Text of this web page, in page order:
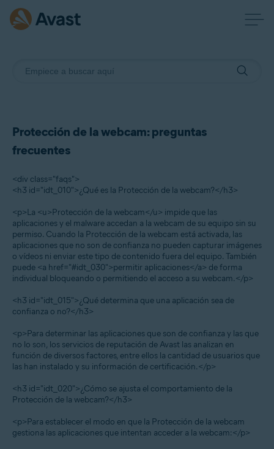
Protección de la webcam: preguntas
frecuentes
<div class="faqs">
<h3 id="idt_010">¿Qué es la Protección de la webcam?</h3>
<p>La <u>Protección de la webcam</u> impide que las
aplicaciones y el malware accedan a la webcam de su equipo sin su
permiso. Cuando la Protección de la webcam está activada, las
aplicaciones que no son de confianza no pueden capturar imágenes
o vídeos ni enviar este tipo de contenido fuera del equipo. También
puede <a href="#idt_030">permitir aplicaciones</a> de forma
individual bloqueando o permitiendo el acceso a su webcam.</p>
<h3 id="idt_015">¿Qué determina que una aplicación sea de
confianza o no?</h3>
<p>Para determinar las aplicaciones que son de confianza y las que
no lo son, los servicios de reputación de Avast las analizan en
función de diversos factores, entre ellos la cantidad de usuarios que
las han instalado y su información de certificación.</p>
<h3 id="idt_020">¿Cómo se ajusta el comportamiento de la
Protección de la webcam?</h3>
<p>Para establecer el modo en que la Protección de la webcam
gestiona las aplicaciones que intentan acceder a la webcam:</p>